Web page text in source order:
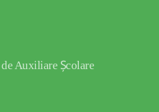
Auxiliare Școlare